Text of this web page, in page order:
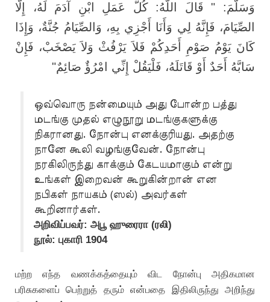
وَسَلَّمَ: " قَالَ اللَّهُ: كُلُّ عَمَلِ ابْنِ آدَمَ لَهُ، إِلَّا
الصِّيَامَ، فَإِنَّهُ لِي وَأَنَا أَجْزِي بِهِ، وَالصِّيَامُ جُنَّةٌ، وَإِذَا
كَانَ يَوْمُ صَوْمِ أَحَدِكُمْ فَلاَ يَرْفُثْ وَلاَ يَصْخَبْ، فَإِنْ
سَابَّهُ أَحَدٌ أَوْ قَاتَلَهُ، فَلْيَقُلْ إِنِّي امْرُؤٌ صَائِمٌ"
ஒவ்வொரு நன்மையும் அது போன்ற பத்து
மடங்கு முதல் எழுநூறு மடங்குகளுக்கு
நிகரானது. நோன்பு எனக்குரியது. அதற்கு
நானே கூலி வழங்குவேன். நோன்பு
நரகிலிருந்து காக்கும் கேடயமாகும் என்று
உங்கள் இறைவன் கூறுகின்றான் என
நபிகள் நாயகம் (ஸல்) அவர்கள்
கூறினார்கள்.
அறிவிப்பவர்: அபூ ஹுரைரா (ரலி)
நூல்: புகாரி 1904
மற்ற எந்த வணக்கத்தையும் விட நோன்பு அதிகமான
பரிசுகளைப் பெற்றுத் தரும் என்பதை இதிலிருந்து அறிந்து